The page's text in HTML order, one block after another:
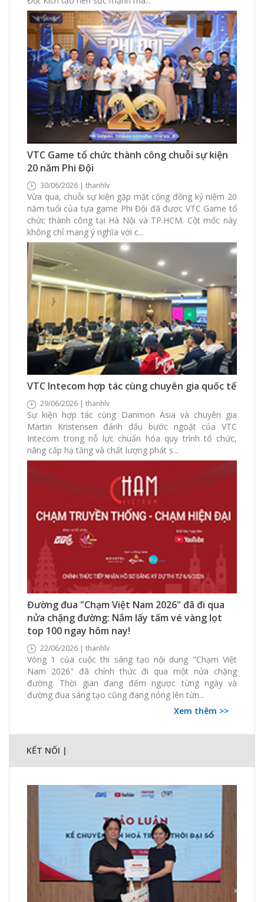
VTC Game tổ chức thành công chuỗi sự kiện
20 năm Phi Đội
30/06/2026 | thanhlv
Vừa qua, chuỗi sự kiện gặp mặt cộng đồng kỷ niệm 20
năm tuổi của tựa game Phi Đội đã được VTC Game tổ
chức thành công tại Hà Nội và TP.HCM. Cột mốc này
không chỉ mang ý nghĩa với c...
VTC Intecom hợp tác cùng chuyên gia quốc tế
29/06/2026 | thanhlv
Sự kiện hợp tác cùng Danmon Asia và chuyên gia
Martin Kristensen đánh dấu bước ngoặt của VTC
Intecom trong nỗ lực chuẩn hóa quy trình tổ chức,
nâng cấp hạ tầng và chất lượng phát s...
Đường đua "Chạm Việt Nam 2026" đã đi qua
nửa chặng đường: Nắm lấy tấm vé vàng lọt
top 100 ngay hôm nay!
22/06/2026 | thanhlv
Vòng 1 của cuộc thi sáng tạo nội dung "Chạm Việt
Nam 2026" đã chính thức đi qua một nửa chặng
đường. Thời gian đang đếm ngược từng ngày và
đường đua sáng tạo cũng đang nóng lên từn...
Xem thêm >>
KẾT NỐI |